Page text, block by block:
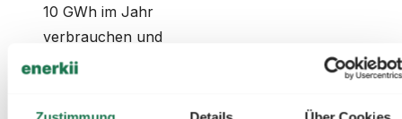
10 GWh im Jahr
verbrauchen und
eine
von mindestens